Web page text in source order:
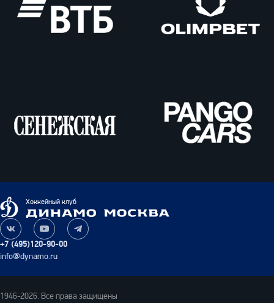
Cars
Динамо
Москва
Хоккейный клуб
+7 (495)120-90-00
info@dynamo.ru
Наша
группа
ВКонтакте
Наш
канал
на
Наш
канал
1946-2026. Все права защищены